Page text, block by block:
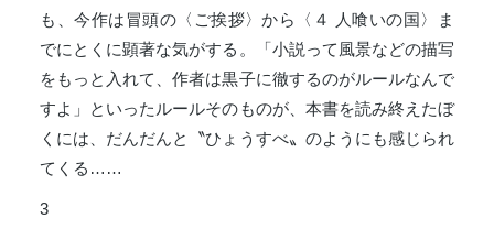
も、今作は冒頭の〈ご挨拶〉から〈４ 人喰いの国〉ま
でにとくに顕著な気がする。「小説って風景などの描写
をもっと入れて、作者は黒子に徹するのがルールなんで
すよ」といったルールそのものが、本書を読み終えたぼ
くには、だんだんと〝ひょうすべ〟のようにも感じられ
てくる……
3